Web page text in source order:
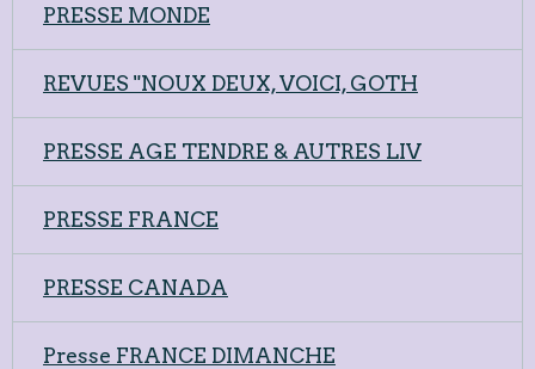
PRESSE MONDE
REVUES "NOUX DEUX, VOICI, GOTH
PRESSE AGE TENDRE & AUTRES LIV
PRESSE FRANCE
PRESSE CANADA
Presse FRANCE DIMANCHE